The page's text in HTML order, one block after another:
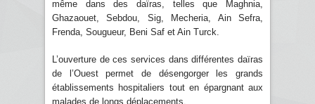
même dans des daïras, telles que Maghnia,
Ghazaouet, Sebdou, Sig, Mecheria, Ain Sefra,
Frenda, Sougueur, Beni Saf et Ain Turck.
L’ouverture de ces services dans différentes daïras
de l’Ouest permet de désengorger les grands
établissements hospitaliers tout en épargnant aux
malades de longs déplacements.